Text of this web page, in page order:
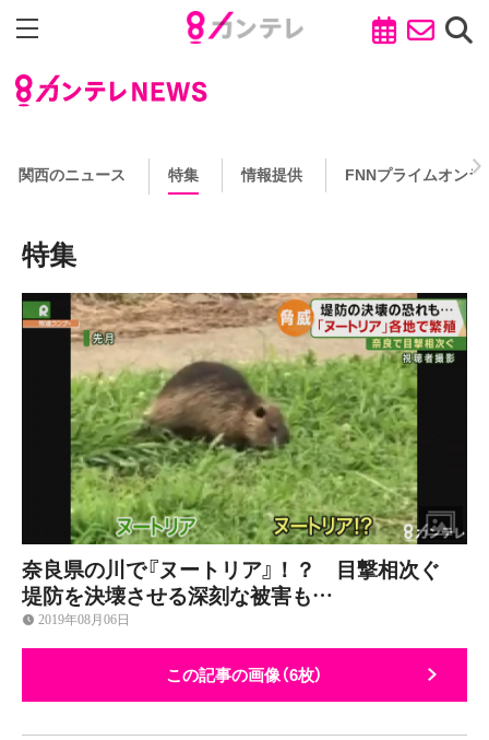
関西のニュース 特集 情報提供 FNNプライムオンラ
特集
奈良県の川で『ヌートリア』！？ 目撃相次ぐ
堤防を決壊させる深刻な被害も…
2019年08月06日
この記事の画像（6枚）